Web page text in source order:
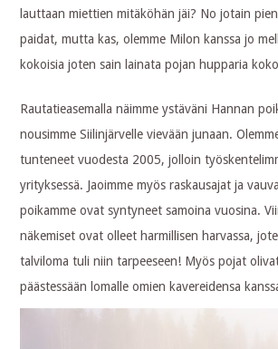
lauttaan miettien mitäköhän jäi? No jotain
paidat, mutta kas, olemme Milon kanssa jo
kokoisia joten sain lainata pojan hupparia
Rautatieasemalla näimme ystäväni Hannan
nousimme Siilinjärvelle vievään junaan.
tunteneet vuodesta 2005, jolloin
yrityksessä. Jaoimme myös raskausajat ja
poikamme ovat syntyneet samoina vuosina.
näkemiset ovat olleet harmillisen harvassa,
talviloma tuli niin tarpeeseen! Myös pojat
päästessään lomalle omien kavereidensa